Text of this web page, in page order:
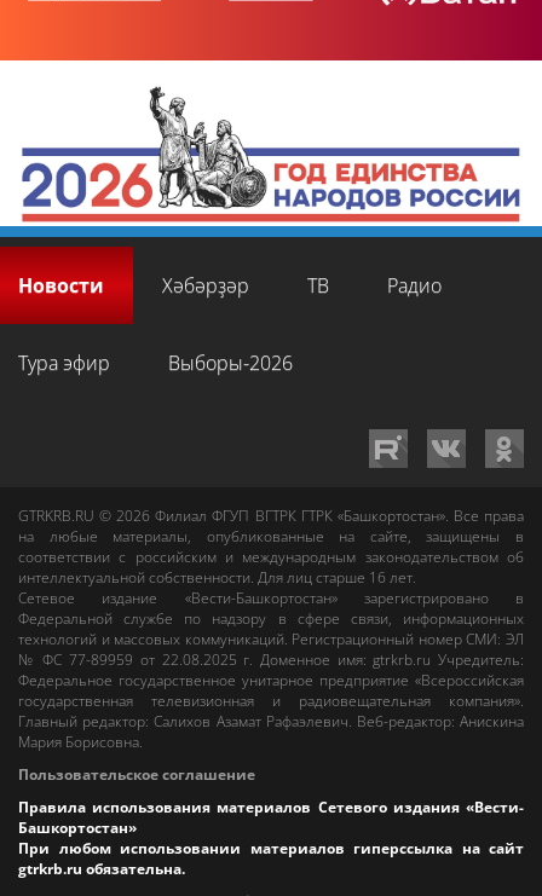
Новости Хәбәрҙәр ТВ Радио
Тура эфир Выборы-2026
GTRKRB.RU © 2026Филиал ФГУП ВГТРК ГТРК «Башкортостан». Все права
на любые материалы, опубликованные на сайте, защищены в
соответствии с российским и международным законодательством об
интеллектуальной собственности. Для лиц старше 16 лет.
Сетевое издание «Вести-Башкортостан»зарегистрировано в
Федеральной службе по надзору в сфере связи, информационных
технологий и массовых коммуникаций. Регистрационный номер СМИ: ЭЛ
№ ФС 77-89959 от 22.08.2025 г. Доменное имя:gtrkrb.ru Учредитель:
Федеральное государственное унитарное предприятие «Всероссийская
государственная телевизионная и радиовещательная компания».
Главный редактор:Салихов Азамат Рафаэлевич. Веб-редактор:Анискина
Мария Борисовна.
Пользовательское соглашение
Правила использования материалов Сетевого издания «Вести-
Башкортостан»
При любом использовании материалов гиперссылка на сайт
gtrkrb.ru обязательна.